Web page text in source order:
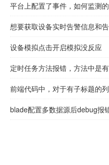
设备模拟点击开启模拟没反应